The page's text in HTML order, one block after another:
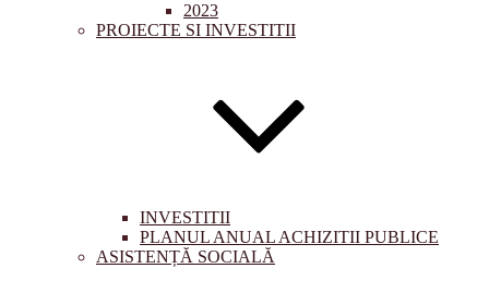
2023
PROIECTE SI INVESTITII
INVESTITII
PLANUL ANUAL ACHIZITII PUBLICE
ASISTENȚĂ SOCIALĂ